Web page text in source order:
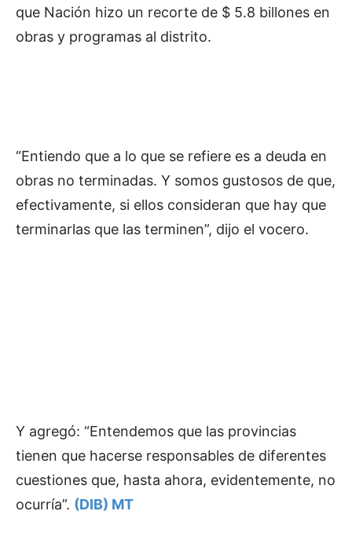
que Nación hizo un recorte de $ 5.8 billones en
obras y programas al distrito.
“Entiendo que a lo que se refiere es a deuda en
obras no terminadas. Y somos gustosos de que,
efectivamente, si ellos consideran que hay que
terminarlas que las terminen”, dijo el vocero.
Y agregó: “Entendemos que las provincias
tienen que hacerse responsables de diferentes
cuestiones que, hasta ahora, evidentemente, no
ocurría”. (DIB) MT